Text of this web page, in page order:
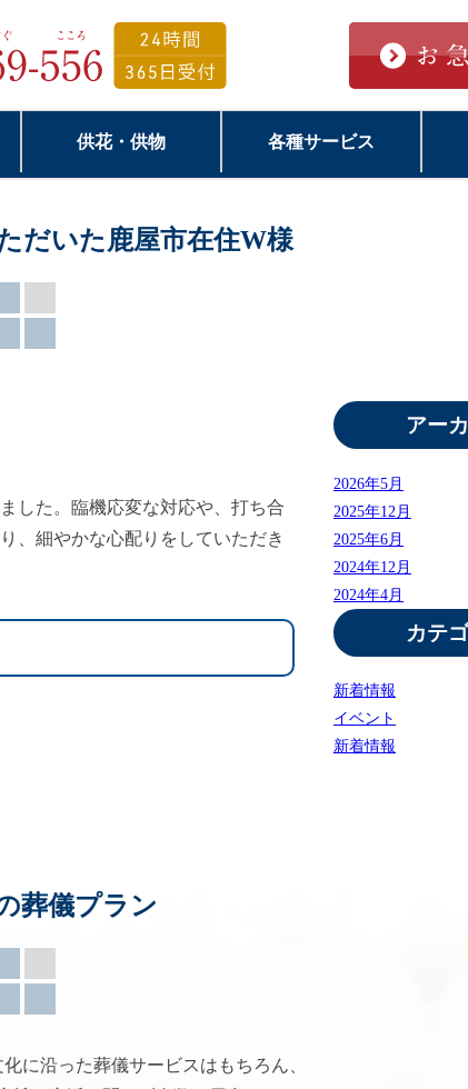
供花・供物 各種サービス
だいた鹿屋市在住W様
した。臨機応変な対応や、打ち合
、細やかな心配りをしていただき
アー
2026年5月
2025年12月
2025年6月
2024年12月
2024年4月
カテ
新着情報
イベント
新着情報
葬儀プラン
に沿った葬儀サービスはもちろん、